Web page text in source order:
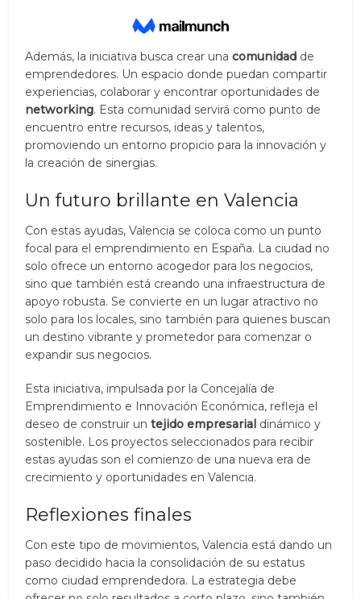
Además, la iniciativa busca crear unacomunidad de
emprendedores. Un espacio donde puedan compartir
experiencias, colaborar y encontrar oportunidades de
networking. Esta comunidad servirá como punto de
encuentro entre recursos, ideas y talentos,
promoviendo un entorno propicio para la innovación y
la creación de sinergias.
Un futuro brillante en Valencia
Con estas ayudas, Valencia se coloca como un punto
focal para el emprendimiento en España. La ciudad no
solo ofrece un entorno acogedor para los negocios,
sino que también está creando una infraestructura de
apoyo robusta. Se convierte en un lugar atractivo no
solo para los locales, sino también para quienes buscan
un destino vibrante y prometedor para comenzar o
expandir sus negocios.
Esta iniciativa, impulsada por la Concejalía de
Emprendimiento e Innovación Económica, refleja el
deseo de construir untejido empresarial dinámico y
sostenible. Los proyectos seleccionados para recibir
estas ayudas son el comienzo de una nueva era de
crecimiento y oportunidades en Valencia.
Reflexiones finales
Con este tipo de movimientos, Valencia está dando un
paso decidido hacia la consolidación de su estatus
como ciudad emprendedora. La estrategia debe